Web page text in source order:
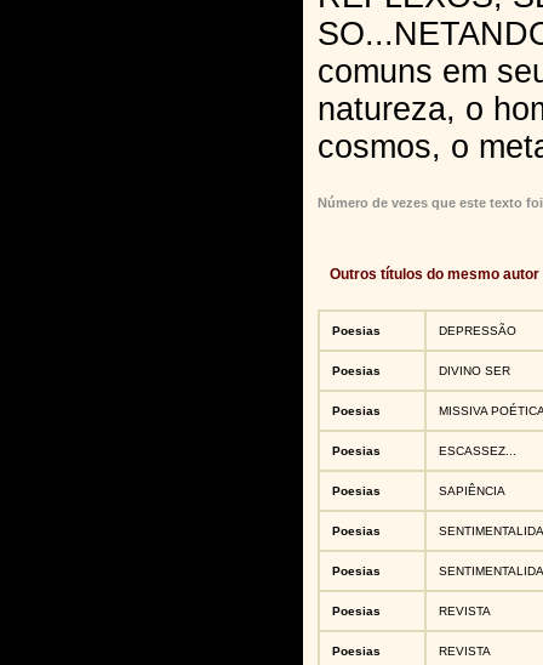
comuns em
natureza, o
cosmos, o
Número de vezes que este texto
Outros títulos do mesmo autor
Poesias DEPRESSÃO
Poesias DIVINO SER
Poesias MISSIVA
Poesias ESCASSEZ...
Poesias SAPIÊNCIA
Poesias
Poesias
Poesias REVISTA
Poesias REVISTA